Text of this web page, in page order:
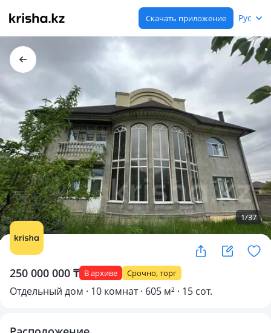
Скачать приложение Рус
1/37
250 000 000 ₸ В архиве Срочно, торг
Отдельный дом · 10 комнат · 605 м² · 15 сот.